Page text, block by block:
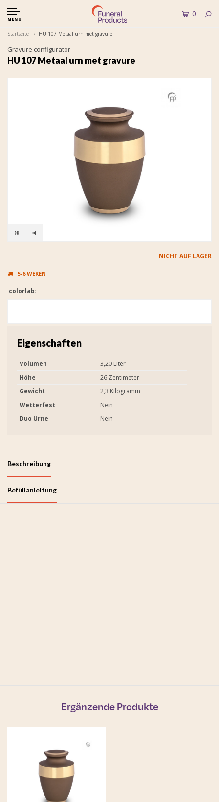
MENU
0
Startseite HU 107 Metaal urn met gravure
Gravure configurator
HU 107 Metaal urn met gravure
NICHT AUF LAGER
5-6 WEKEN
colorlab:
Eigenschaften
Volumen
3,20 Liter
Höhe
26 Zentimeter
Gewicht
2,3 Kilogramm
Wetterfest
Nein
Duo Urne
Nein
Beschreibung
Befüllanleitung
Ergänzende Produkte